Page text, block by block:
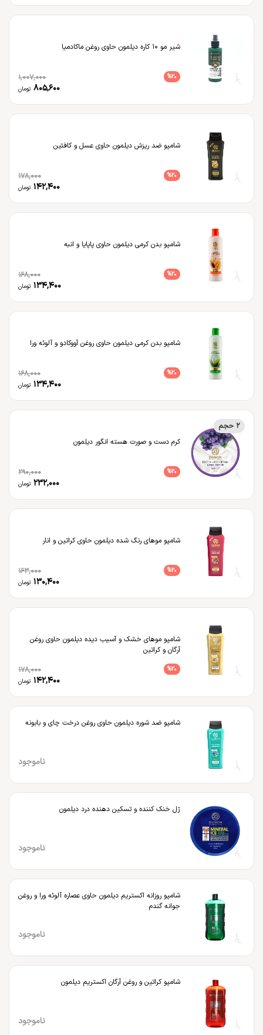
شیر مو 10 کاره دیلمون حاوی روغن ماکادمیا
1,007,000 %20
805,600 تومان
شامپو ضد ریزش دیلمون حاوی عسل و کافئین
178,000 %20
142,400 تومان
شامپو بدن کرمی دیلمون حاوی پاپایا و انبه
168,000 %20
134,400 تومان
شامپو بدن کرمی دیلمون حاوی روغن آووکادو و آلوئه ورا
168,000 %20
134,400 تومان
2 حجم
کرم دست و صورت هسته انگور دیلمون
290,000 %20
232,000 تومان
شامپو موهای رنگ شده دیلمون حاوی کراتین و انار
163,000 %20
130,400 تومان
شامپو موهای خشک و آسیب دیده دیلمون حاوی روغن
آرگان و کراتین
178,000
%20
142,400 تومان
شامپو ضد شوره دیلمون حاوی روغن درخت چای و بابونه
ناموجود
ژل خنک کننده و تسکین دهنده درد دیلمون
ناموجود
شامپو روزانه اکستریم دیلمون حاوی عصاره آلوئه ورا و روغن
جوانه گندم
ناموجود
شامپو کراتین و روغن آرگان اکستریم دیلمون
ناموجود